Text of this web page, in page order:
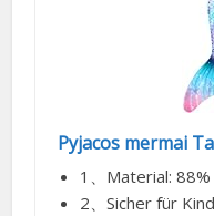
Pyjacos mermai
1、Material:
2、Sicher für